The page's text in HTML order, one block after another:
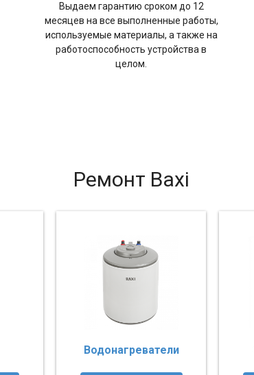
Выдаем гарантию сроком до 12
месяцев на все выполненные работы,
используемые материалы, а также на
работоспособность устройства в
целом.
Ремонт Baxi
Водонагреватели